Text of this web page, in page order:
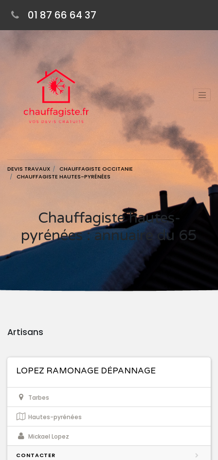
01 87 66 64 37
DEVIS TRAVAUX
CHAUFFAGISTE OCCITANIE
CHAUFFAGISTE HAUTES-PYRÉNÉES
Chauffagiste hautes-
pyrénées : annuaire du 65
Artisans
LOPEZ RAMONAGE DÉPANNAGE
Tarbes
Hautes-pyrénées
Mickael Lopez
CONTACTER